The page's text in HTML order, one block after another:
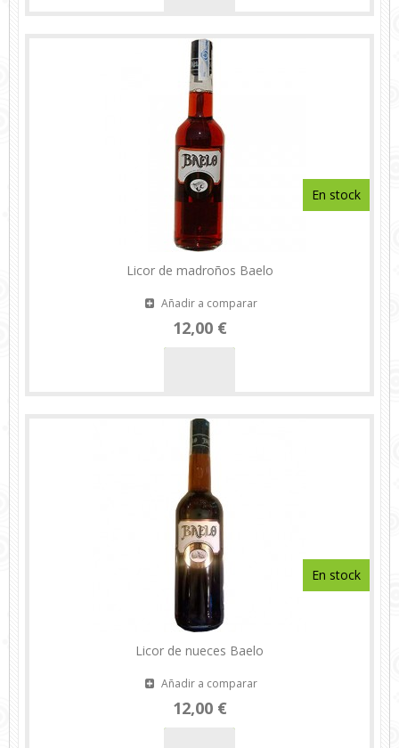
Licor de madroños Baelo
Añadir a comparar
12,00 €
En stock
Licor de nueces Baelo
Añadir a comparar
12,00 €
En stock